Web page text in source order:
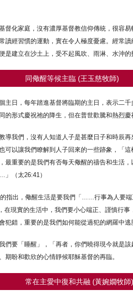
督化家庭，沒有濃厚基督教信仰傳統，很容
讀經習慣的運動，實在令人極度憂慮。經常
是建立在沙土上，受不起風吹、雨淋、水沖
同儆醒等候主臨 (王玉慈牧師)
主日，每年踏進基督將臨期的主日，表示二
的形式慶祝祂的降生，但在普世歡騰和熱烈
導我們，沒有人知道人子是甚麼日子和時辰
可以讓我們瞭解到人子回來的一些跡象，「
最重要的是我們有否每天儆醒的禱告和生活
（太26:41）
的指出，儆醒生活是要我們「……行事為人
在現實的生活中，我們要小心端正、謹慎行
犯錯，重要的是我們如何能從過犯的網羅中
們要「睡醒」，「再者，你們曉得現今就是
期盼和歡欣的心情靜候耶穌基督的再臨。
常在主愛中復和共融 (黃婉嫺牧